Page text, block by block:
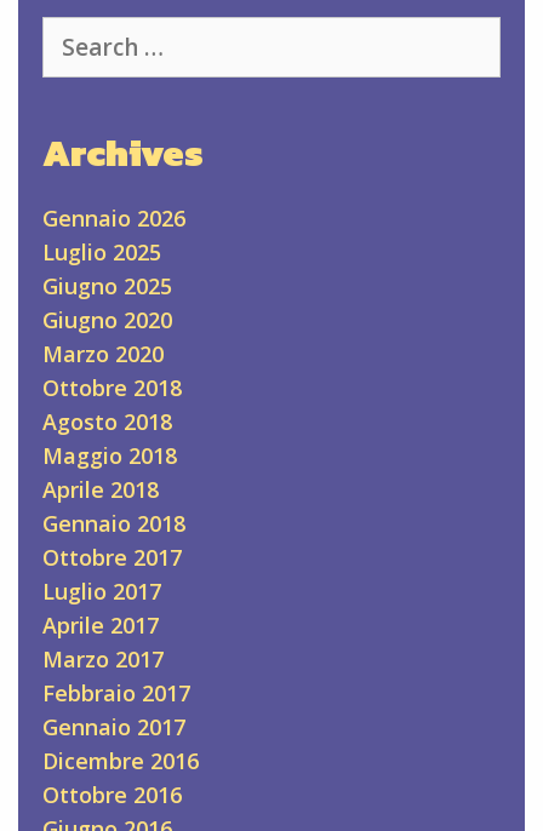
for:
Archives
Gennaio 2026
Luglio 2025
Giugno 2025
Giugno 2020
Marzo 2020
Ottobre 2018
Agosto 2018
Maggio 2018
Aprile 2018
Gennaio 2018
Ottobre 2017
Luglio 2017
Aprile 2017
Marzo 2017
Febbraio 2017
Gennaio 2017
Dicembre 2016
Ottobre 2016